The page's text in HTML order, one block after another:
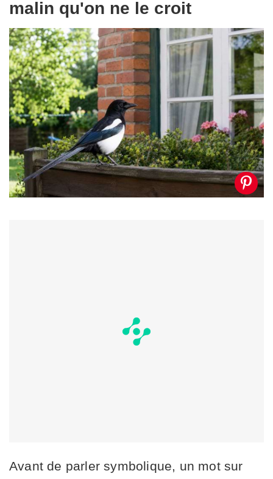
malin qu'on ne le croit
Avant de parler symbolique, un mot sur